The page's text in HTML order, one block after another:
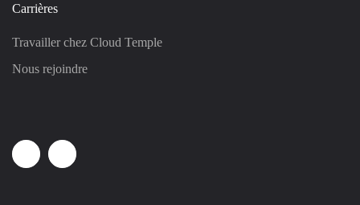
Carrières
Travailler chez Cloud Temple
Nous rejoindre
LinkedinYoutube